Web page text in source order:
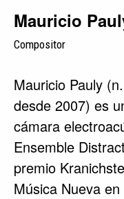
Mauricio
Compositor
Mauricio Pauly
desde 2007) es
cámara
Ensemble
premio
Música Nueva